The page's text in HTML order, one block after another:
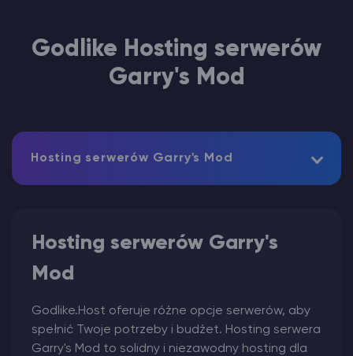
Godlike Hosting serwerów
Garry's Mod
Hosting serwerów Garry's Mod
Hosting serwerów Garry's
Mod
Godlike.Host oferuje różne opcje serwerów, aby
spełnić Twoje potrzeby i budżet. Hosting serwera
Garry's Mod to solidny i niezawodny hosting dla